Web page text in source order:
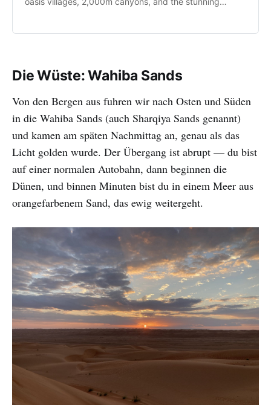
Die Wüste: Wahiba Sands
Von den Bergen aus fuhren wir nach Osten und Süden
in die Wahiba Sands (auch Sharqiya Sands genannt)
und kamen am späten Nachmittag an, genau als das
Licht golden wurde. Der Übergang ist abrupt — du bist
auf einer normalen Autobahn, dann beginnen die
Dünen, und binnen Minuten bist du in einem Meer aus
orangefarbenem Sand, das ewig weitergeht.